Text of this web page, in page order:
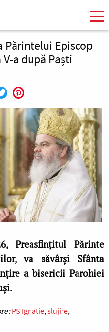
Părintelui Episcop
a după Paști
Twitter
Preasfințitul Părinte
va săvârși Sfânta
a bisericii Parohiei
PS Ignatie slujire